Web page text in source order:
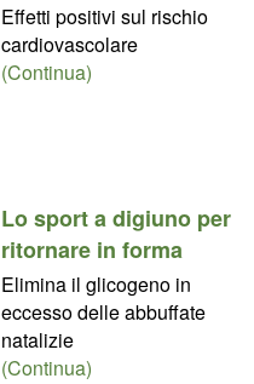
Effetti positivi sul rischio
cardiovascolare
(Continua)
Lo sport a digiuno per
ritornare in forma
Elimina il glicogeno in
eccesso delle abbuffate
natalizie
(Continua)